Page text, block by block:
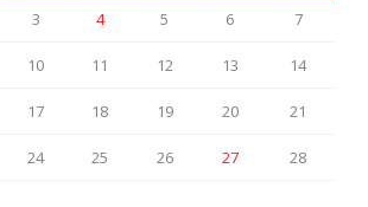
3 4 5 6 7
10 11 12 13 14
17 18 19 20 21
24 25 26 27
28